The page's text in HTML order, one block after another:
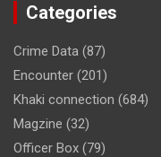
Categories
Crime Data (87)
Encounter (201)
Khaki connection (684)
Magzine (32)
Officer Box (79)